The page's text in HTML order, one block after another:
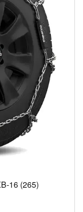
16 (265)